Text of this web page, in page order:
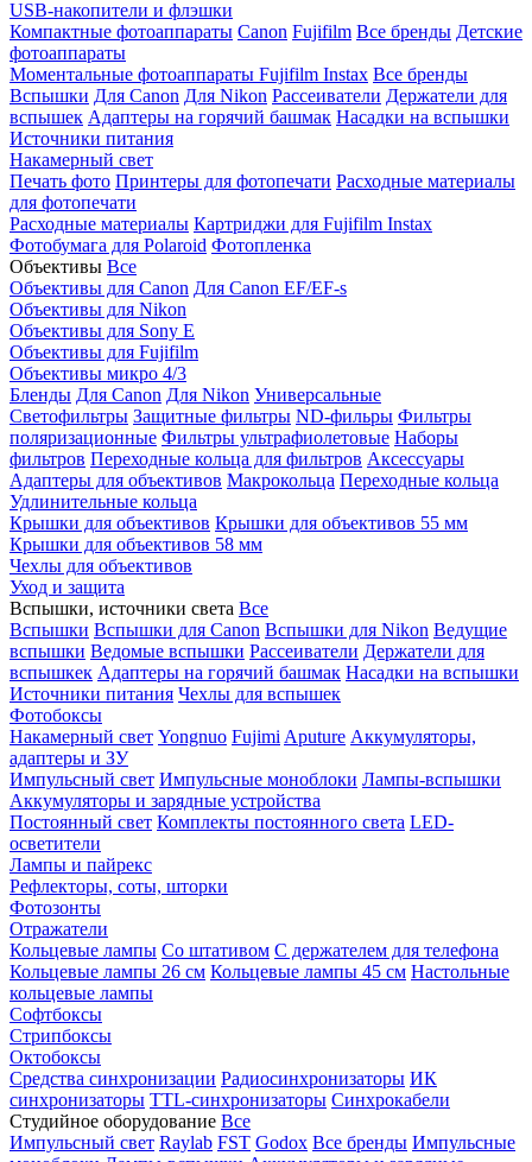
USB-накопители и флэшки
Компактные фотоаппараты Canon Fujifilm Все бренды Детские
фотоаппараты
Моментальные фотоаппараты Fujifilm Instax Все бренды
Вспышки Для Canon Для Nikon Рассеиватели Держатели для
вспышек Адаптеры на горячий башмак Насадки на вспышки
Источники питания
Накамерный свет
Печать фото Принтеры для фотопечати Расходные материалы
для фотопечати
Расходные материалы Картриджи для Fujifilm Instax
Фотобумага для Polaroid Фотопленка
Объективы Все
Объективы для Canon Для Canon EF/EF-s
Объективы для Nikon
Объективы для Sony E
Объективы для Fujifilm
Объективы микро 4/3
Бленды Для Canon Для Nikon Универсальные
Светофильтры Защитные фильтры ND-фильры Фильтры
поляризационные Фильтры ультрафиолетовые Наборы
фильтров Переходные кольца для фильтров Аксессуары
Адаптеры для объективов Макрокольца Переходные кольца
Удлинительные кольца
Крышки для объективов Крышки для объективов 55 мм
Крышки для объективов 58 мм
Чехлы для объективов
Уход и защита
Вспышки, источники света Все
Вспышки Вспышки для Canon Вспышки для Nikon Ведущие
вспышки Ведомые вспышки Рассеиватели Держатели для
вспышкек Адаптеры на горячий башмак Насадки на вспышки
Источники питания Чехлы для вспышек
Фотобоксы
Накамерный свет Yongnuo Fujimi Aputure Аккумуляторы,
адаптеры и ЗУ
Импульсный свет Импульсные моноблоки Лампы-вспышки
Аккумуляторы и зарядные устройства
Постоянный свет Комплекты постоянного света LED-
осветители
Лампы и пайрекс
Рефлекторы, соты, шторки
Фотозонты
Отражатели
Кольцевые лампы Со штативом С держателем для телефона
Кольцевые лампы 26 см Кольцевые лампы 45 см Настольные
кольцевые лампы
Софтбоксы
Стрипбоксы
Октобоксы
Средства синхронизации Радиосинхронизаторы ИК
синхронизаторы TTL-синхронизаторы Синхрокабели
Студийное оборудование Все
Импульсный свет Raylab FST Godox Все бренды Импульсные